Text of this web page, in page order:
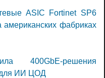
ASIC Fortinet SP6
американских фабриках
400GbE-решения
для ИИ ЦОД